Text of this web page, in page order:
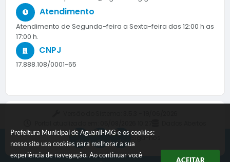
Prefeitura Municipal de Aguanil-MG e os cookies:
nosso site usa cookies para melhorar a sua
experiência de navegação. Ao continuar você
ACEITAR
Atendimento
Atendimento de Segunda-feira a Sexta-feira das 12:00 h as
17:00 h.
CNPJ
17.888.108/0001-65
Siga-nos